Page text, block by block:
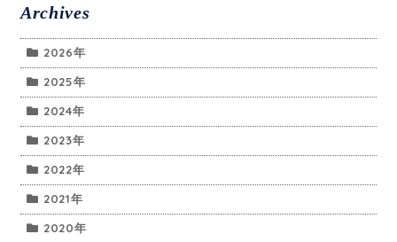
Archives
2026年
2025年
2024年
2023年
2022年
2021年
2020年